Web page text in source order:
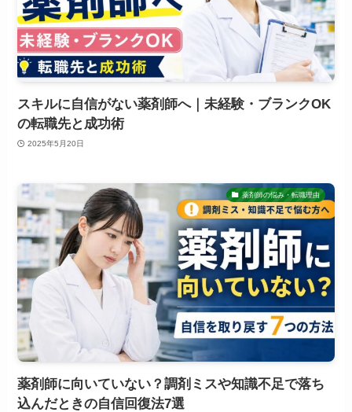
スキルに自信がない薬剤師へ｜未経験・ブランクOK
の転職先と成功術
2025年5月20日
薬剤師の悩み・転職理由
薬剤師に向いていない？調剤ミスや知識不足で落ち
込んだときの自信回復法7選